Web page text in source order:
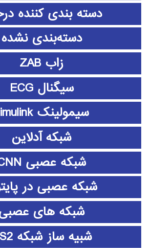
دسته بندی کننده
دسته‌بندی نشده
زاب ZAB
سیگنال ECG
سیمولینک simulink
شبکه آدلاین
شبکه عصبی CNN
شبکه عصبی در
شبکه های
شبیه ساز شبکه NS2